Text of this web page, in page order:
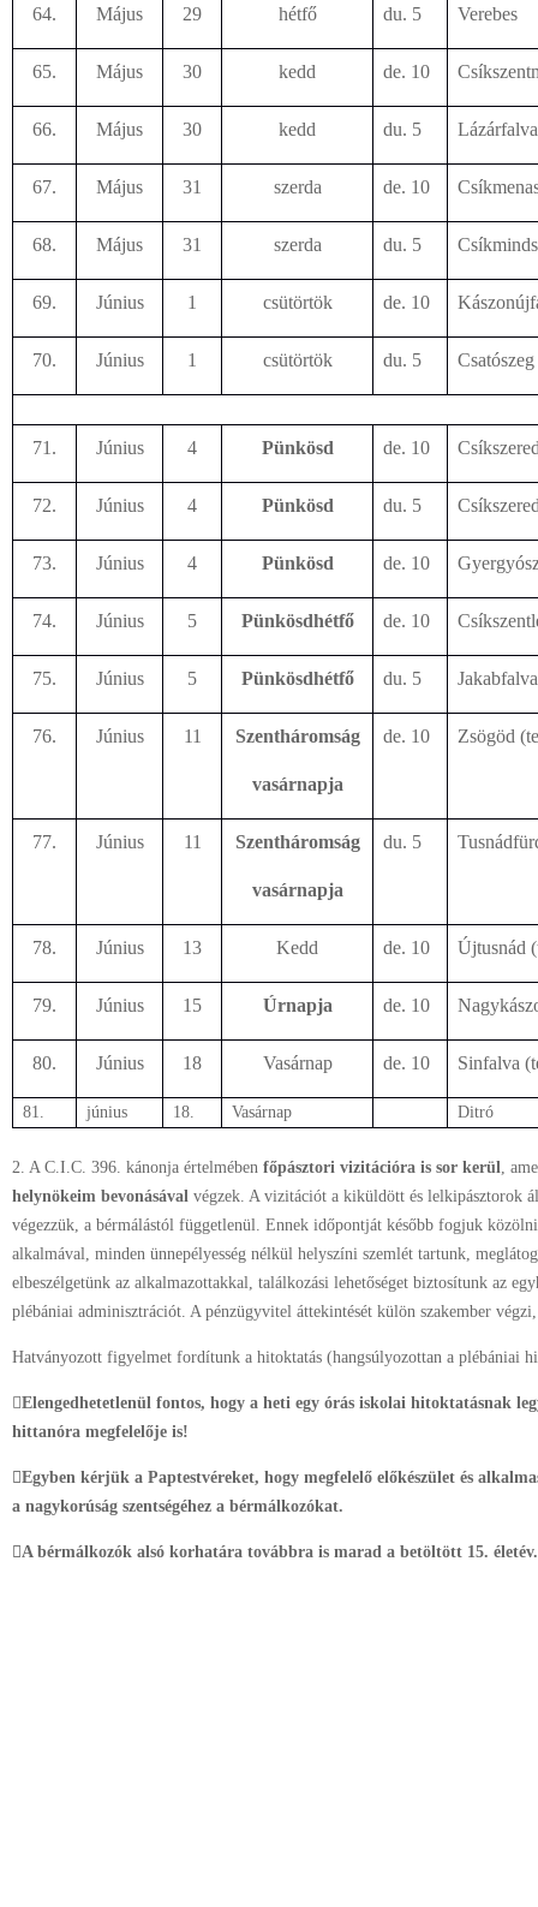
64. Május 29 hétfő du. 5 Verebes
65. Május 30 kedd de. 10
66. Május 30 kedd du. 5 Lázárfalva
67. Május 31 szerda de. 10
68. Május 31 szerda du. 5
69. Június 1 csütörtök de. 10
70. Június 1 csütörtök du. 5 Csatószeg
71. Június 4 Pünkösd de. 10
72. Június 4 Pünkösd du. 5
73. Június 4 Pünkösd de. 10
74. Június 5 Pünkösdhétfő de. 10
75. Június 5 Pünkösdhétfő du. 5
76. Június 11 Szentháromság
vasárnapja
de. 10 Zsögöd
77. Június 11 Szentháromság
vasárnapja
du. 5
78. Június 13 Kedd de. 10 Újtusnád
79. Június 15 Úrnapja de. 10
80. Június 18 Vasárnap de. 10 Sinfalva
81. június 18. Vasárnap Ditró
2. A C.I.C. 396. kánonja értelmében főpásztori vizitációra is sor kerül,
helynökeim bevonásával végzek. A vizitációt a kiküldött és lelkipásztorok
végezzük, a bérmálástól függetlenül. Ennek időpontját később fogjuk
alkalmával, minden ünnepélyesség nélkül helyszíni szemlét tartunk,
elbeszélgetünk az alkalmazottakkal, találkozási lehetőséget biztosítunk az
plébániai adminisztrációt. A pénzügyvitel áttekintését külön szakember
Hatványozott figyelmet fordítunk a hitoktatás (hangsúlyozottan a plébániai
Elengedhetetlenül fontos, hogy a heti egy órás iskolai hitoktatásnak
hittanóra megfelelője is!
Egyben kérjük a Paptestvéreket, hogy megfelelő előkészület és
a nagykorúság szentségéhez a bérmálkozókat.
A bérmálkozók alsó korhatára továbbra is marad a betöltött 15. életév.